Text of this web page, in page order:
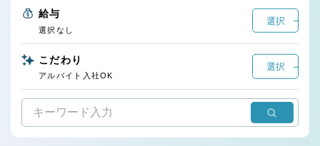
給与
選択
選択なし
こだわり
選択
アルバイト入社OK